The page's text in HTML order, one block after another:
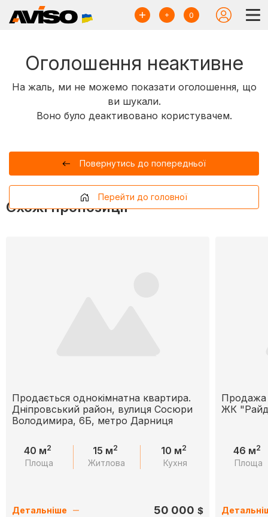
0
Оголошення неактивне
На жаль, ми не можемо показати оголошення, що
ви шукали.
Воно було деактивовано користувачем.
Повернутись до попередньої
Перейти до головної
Схожі пропозиції
Продається однокімнатна квартира.
Дніпровський район, вулиця Сосюри
Володимира, 6Б, метро Дарниця
40 м2
Площа
15 м2
Житлова
10 м2
Кухня
Детальніше 50 000 $
Продажа
ЖК
46 м2
Площа